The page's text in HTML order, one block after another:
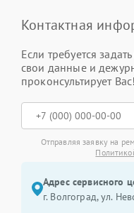
Контактная
Если требуется
свои данные и
проконсультирует Вас!
Отправляя заявку на
Адрес сервисного
г. Волгоград, ул.